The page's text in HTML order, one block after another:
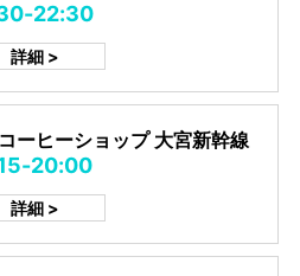
22:30
詳細 >
ーヒーショップ 大宮新幹線
20:00
詳細 >